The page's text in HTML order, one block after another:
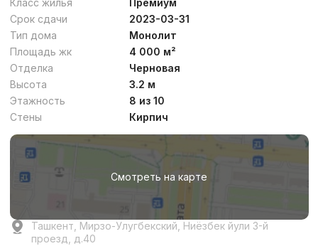
Класс жилья
Премиум
Срок сдачи
2023-03-31
Тип дома
Монолит
Площадь жк
4 000 м²
Отделка
Черновая
Высота
3.2 м
Этажность
8 из 10
Стены
Кирпич
Смотреть на карте
Ташкент, Мирзо-Улугбекский, Ниёзбек йули 3-й
проезд, д.40